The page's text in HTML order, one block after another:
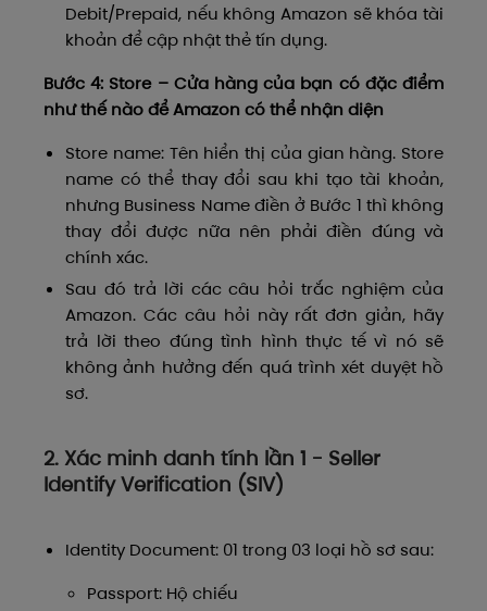
Debit/Prepaid, nếu không Amazon sẽ khóa tài
khoản để cập nhật thẻ tín dụng.
Bước 4: Store – Cửa hàng của bạn có đặc điểm
như thế nào để Amazon có thể nhận diện
Store name: Tên hiển thị của gian hàng. Store
name có thể thay đổi sau khi tạo tài khoản,
nhưng Business Name điền ở Bước 1 thì không
thay đổi được nữa nên phải điền đúng và
chính xác.
Sau đó trả lời các câu hỏi trắc nghiệm của
Amazon. Các câu hỏi này rất đơn giản, hãy
trả lời theo đúng tình hình thực tế vì nó sẽ
không ảnh hưởng đến quá trình xét duyệt hồ
sơ.
2. Xác minh danh tính lần 1 - Seller
Identify Verification (SIV)
Identity Document: 01 trong 03 loại hồ sơ sau:
Passport: Hộ chiếu